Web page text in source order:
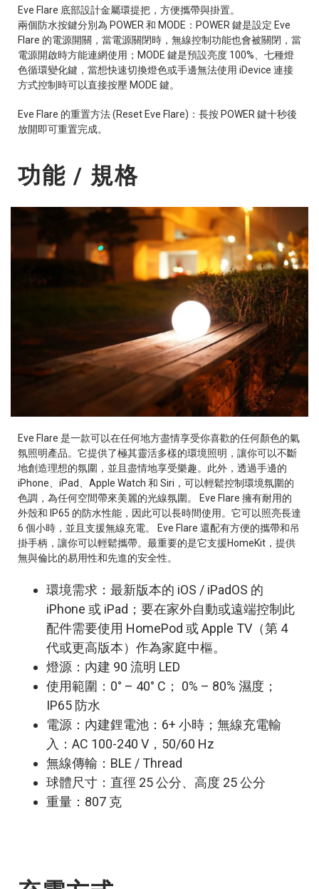
Eve Flare 底部設計金屬環提把，方便攜帶與掛置。
兩個防水按鍵分別為 POWER 和 MODE：POWER 鍵是設定 Eve
Flare 的電源開關，當電源關閉時，無線控制功能也會被關閉，當
電源開啟時方能連網使用；MODE 鍵是預設亮度 100%、七種燈
色循環變化鍵，當想快速切換燈色或手邊無法使用 iDevice 連接
方式控制時可以直接按壓 MODE 鍵。
Eve Flare 的重置方法 (Reset Eve Flare)：長按 POWER 鍵十秒後
放開即可重置完成。
功能 / 規格
Eve Flare 是一款可以在任何地方盡情享受你喜歡的任何顏色的氣
氛照明產品。它提供了極其靈活多樣的環境照明，讓你可以不斷
地創造理想的氛圍，並且盡情地享受樂趣。此外，透過手邊的
iPhone、iPad、Apple Watch 和 Siri，可以輕鬆控制環境氛圍的
色調，為任何空間帶來美麗的光線氛圍。 Eve Flare 擁有耐用的
外殼和 IP65 的防水性能，因此可以長時間使用。它可以照亮長達
6 個小時，並且支援無線充電。 Eve Flare 還配有方便的攜帶和吊
掛手柄，讓你可以輕鬆攜帶。最重要的是它支援HomeKit，提供
無與倫比的易用性和先進的安全性。
環境需求：最新版本的 iOS / iPadOS 的
iPhone 或 iPad；要在家外自動或遠端控制此
配件需要使用 HomePod 或 Apple TV（第 4
代或更高版本）作為家庭中樞。
燈源：內建 90 流明 LED
使用範圍：0° – 40° C； 0% – 80% 濕度；
IP65 防水
電源：內建鋰電池：6+ 小時；無線充電輸
入：AC 100-240 V，50/60 Hz
無線傳輸：BLE / Thread
球體尺寸：直徑 25 公分、高度 25 公分
重量：807 克